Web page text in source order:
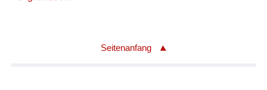
Seitenanfang